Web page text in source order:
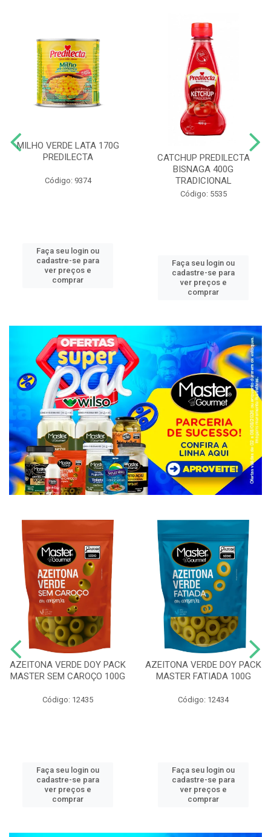
MILHO VERDE LATA 170G
PREDILECTA
Código: 9374
Faça seu login ou
cadastre-se para
ver preços e
comprar
CATCHUP PREDILECTA
BISNAGA 400G
TRADICIONAL
Código: 5535
Faça seu login ou
cadastre-se para
ver preços e
comprar
AZEITONA VERDE DOY PACK
MASTER SEM CAROÇO 100G
Código: 12435
Faça seu login ou
cadastre-se para
ver preços e
comprar
AZEITONA VERDE DOY PACK
MASTER FATIADA 100G
Código: 12434
Faça seu login ou
cadastre-se para
ver preços e
comprar